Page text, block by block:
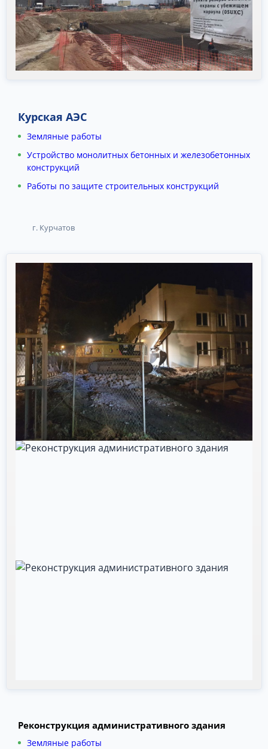
Курская АЭС
Земляные работы
Устройство монолитных бетонных и железобетонных
конструкций
Работы по защите строительных конструкций
г. Курчатов
Реконструкция административного здания
Земляные работы